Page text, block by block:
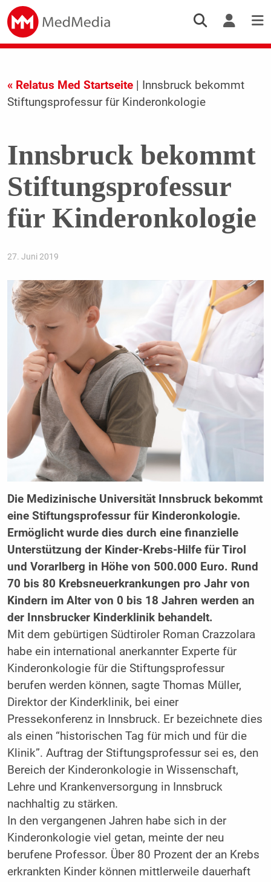
« Relatus Med Startseite| Innsbruck bekommt
Stiftungsprofessur für Kinderonkologie
Innsbruck bekommt
Stiftungsprofessur
für Kinderonkologie
27. Juni 2019
Die Medizinische Universität Innsbruck bekommt
eine Stiftungsprofessur für Kinderonkologie.
Ermöglicht wurde dies durch eine finanzielle
Unterstützung der Kinder-Krebs-Hilfe für Tirol
und Vorarlberg in Höhe von 500.000 Euro. Rund
70 bis 80 Krebsneuerkrankungen pro Jahr von
Kindern im Alter von 0 bis 18 Jahren werden an
der Innsbrucker Kinderklinik behandelt.
Mit dem gebürtigen Südtiroler Roman Crazzolara
habe ein international anerkannter Experte für
Kinderonkologie für die Stiftungsprofessur
berufen werden können, sagte Thomas Müller,
Direktor der Kinderklinik, bei einer
Pressekonferenz in Innsbruck. Er bezeichnete dies
als einen “historischen Tag für mich und für die
Klinik”. Auftrag der Stiftungsprofessur sei es, den
Bereich der Kinderonkologie in Wissenschaft,
Lehre und Krankenversorgung in Innsbruck
nachhaltig zu stärken.
In den vergangenen Jahren habe sich in der
Kinderonkologie viel getan, meinte der neu
berufene Professor. Über 80 Prozent der an Krebs
erkrankten Kinder können mittlerweile dauerhaft